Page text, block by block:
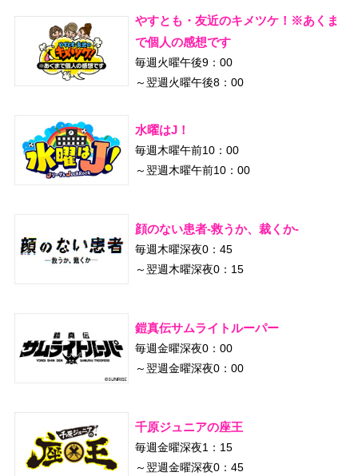
やすとも・友近のキメツケ！※あくま
で個人の感想です
毎週火曜午後9：00
～翌週火曜午後8：00
水曜はJ！
毎週木曜午前10：00
～翌週木曜午前10：00
顔のない患者-救うか、裁くか-
毎週木曜深夜0：45
～翌週木曜深夜0：15
鎧真伝サムライトルーパー
毎週金曜深夜0：00
～翌週金曜深夜0：00
千原ジュニアの座王
毎週金曜深夜1：15
～翌週金曜深夜0：45